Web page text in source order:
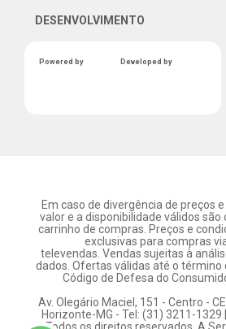
DESENVOLVIMENTO
Powered by Developed by
Em caso de divergência de preços
valor e a disponibilidade válidos são
carrinho de compras. Preços e
exclusivas para compras
televendas. Vendas sujeitas à
dados. Ofertas válidas até o término
Código de Defesa do
Av. Olegário Maciel, 151 - Centro -
Horizonte-MG - Tel: (31) 3211-1329
Todos os direitos reservados. A